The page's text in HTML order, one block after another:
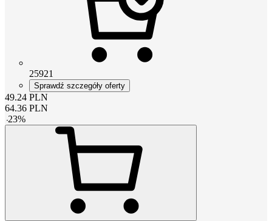
25921
Sprawdź szczegóły oferty
49.24 PLN
64.36 PLN
-23%